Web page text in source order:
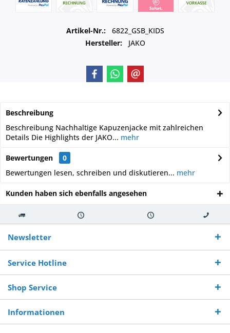
Artikel-Nr.:
6822_GSB_KIDS
Hersteller:
JAKO
Beschreibung
Beschreibung Nachhaltige Kapuzenjacke mit zahlreichen
Details Die Highlights der JAKO... mehr
Bewertungen
0
Bewertungen lesen, schreiben und diskutieren... mehr
Kunden haben sich ebenfalls angesehen
Kostenloser
Versand ab €
250,-
Versand innerhalb von Versand von So erreichen
Sie uns 0160
970 511 90
Newsletter
Service Hotline
Shop Service
Informationen